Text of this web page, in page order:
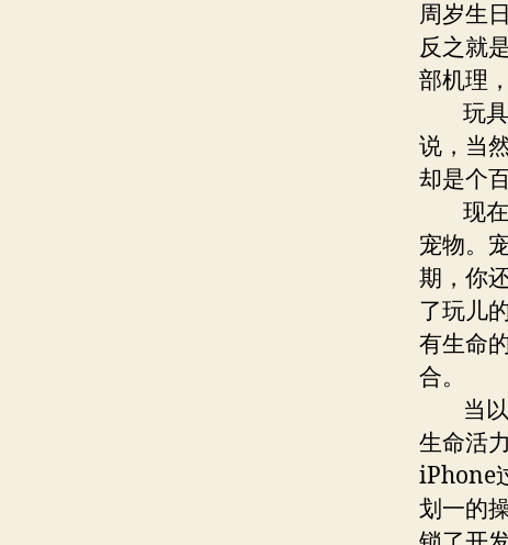
周岁生
反之就
部机理
玩具
说，当
却是个
现在
宠物。
期，你
了玩儿
有生命
合。
当以
生命活
iPhone
划一的